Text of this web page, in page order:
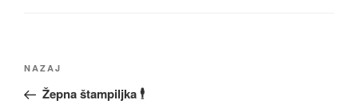
Navigacija
prispevka
Prejšnji
prispevek
NAZAJ
Žepna štampiljka 🕴️